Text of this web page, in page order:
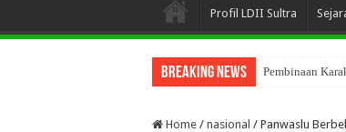
Profil LDII Sultra
Breaking News Pembinaan
Home / nasional / Panwaslu